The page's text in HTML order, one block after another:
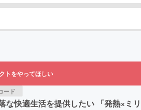
トをやってほしい
ード
快適生活を提供したい 「発熱×ミ